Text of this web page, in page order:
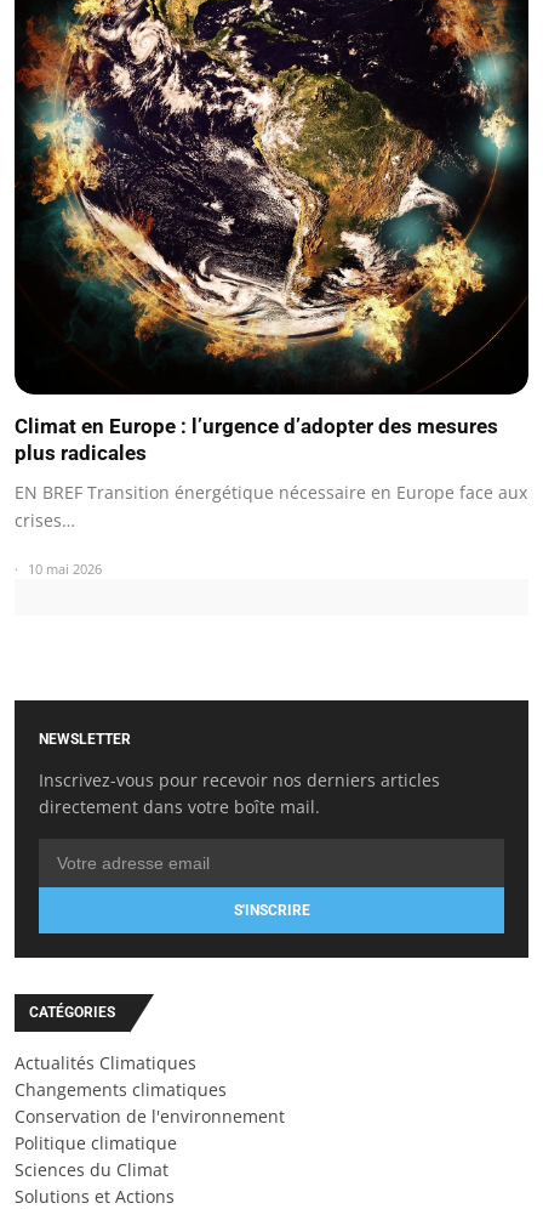
Climat en Europe : l’urgence d’adopter des mesures
plus radicales
EN BREF Transition énergétique nécessaire en Europe face aux
crises…
10 mai 2026
NEWSLETTER
Inscrivez-vous pour recevoir nos derniers articles
directement dans votre boîte mail.
S'INSCRIRE
CATÉGORIES
Actualités Climatiques
Changements climatiques
Conservation de l'environnement
Politique climatique
Sciences du Climat
Solutions et Actions